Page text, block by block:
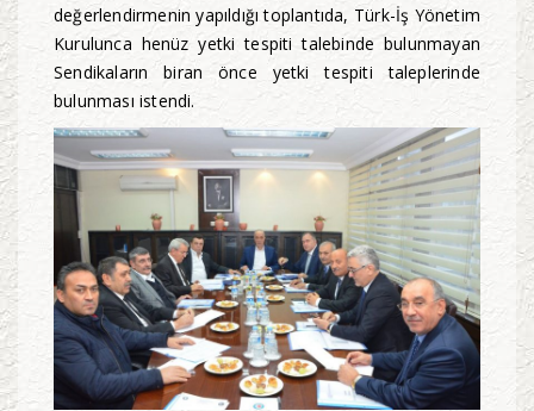
değerlendirmenin yapıldığı toplantıda, Türk-İş Yönetim
Kurulunca henüz yetki tespiti talebinde bulunmayan
Sendikaların biran önce yetki tespiti taleplerinde
bulunması istendi.